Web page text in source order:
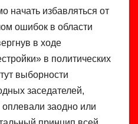
начать избавляться от
ошибок в области
в ходе
в политических
выборности
заседателей,
заодно или